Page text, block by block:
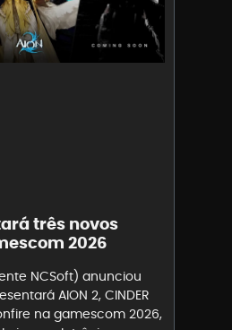
três novos
2026
NCSoft) anunciou
AION 2, CINDER
na gamescom 2026,